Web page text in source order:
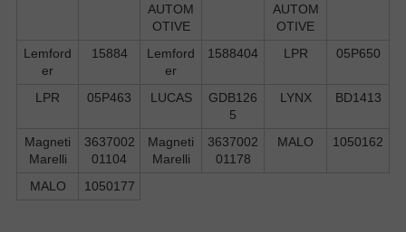
AUTOM
OTIVE
AUTOM
OTIVE
Lemford
er
15884
Lemford
er
1588404 LPR 05P650
LPR 05P463 LUCAS
GDB126
5
LYNX BD1413
Magneti
Marelli
3637002
01104
Magneti
Marelli
3637002
01178
MALO 1050162
MALO 1050177